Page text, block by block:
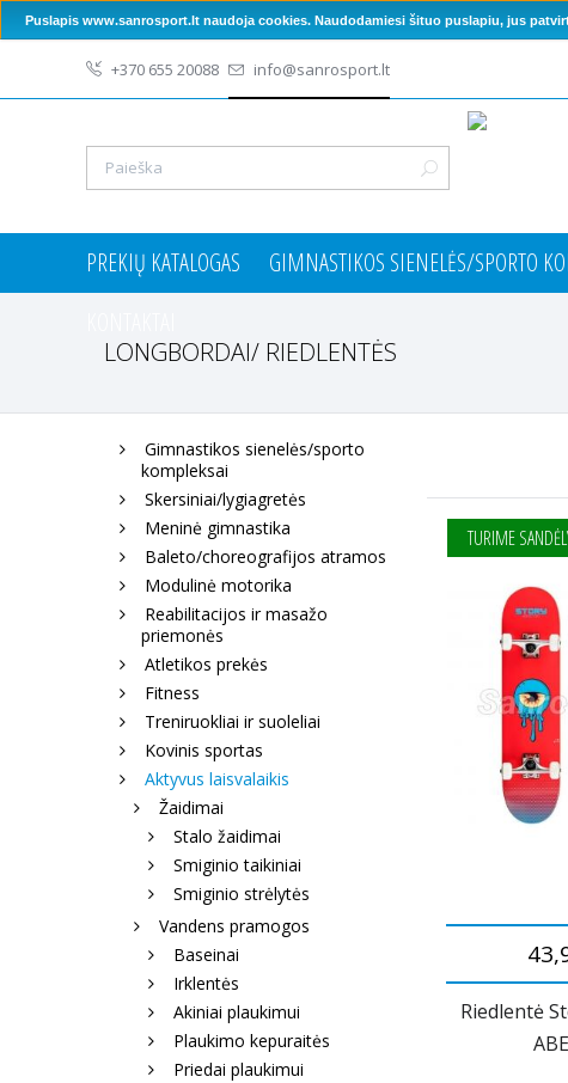
Puslapis www.sanrosport.lt naudoja cookies. Naudodamiesi šituo puslapiu, jus
+370 655 20088 info@sanrosport.lt
PREKIŲ KATALOGAS GIMNASTIKOS SIENELĖS/SPORTO
LONGBORDAI/ RIEDLENTĖS
Gimnastikos sienelės/sporto
kompleksai
Skersiniai/lygiagretės
Meninė gimnastika
Baleto/choreografijos atramos
Modulinė motorika
Reabilitacijos ir masažo
priemonės
Atletikos prekės
Fitness
Treniruokliai ir suoleliai
Kovinis sportas
Aktyvus laisvalaikis
Žaidimai
Stalo žaidimai
Smiginio taikiniai
Smiginio strėlytės
Vandens pramogos
Baseinai
Irklentės
Akiniai plaukimui
Plaukimo kepuraitės
Priedai plaukimui
TURIME
Riedlentė